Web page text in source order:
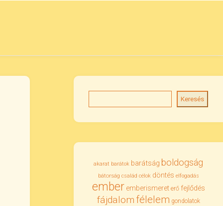
Keresés
akarat barátok barátság boldogság
bátorság család célok döntés elfogadás
ember emberismeret erő fejlődés
fájdalom félelem gondolatok